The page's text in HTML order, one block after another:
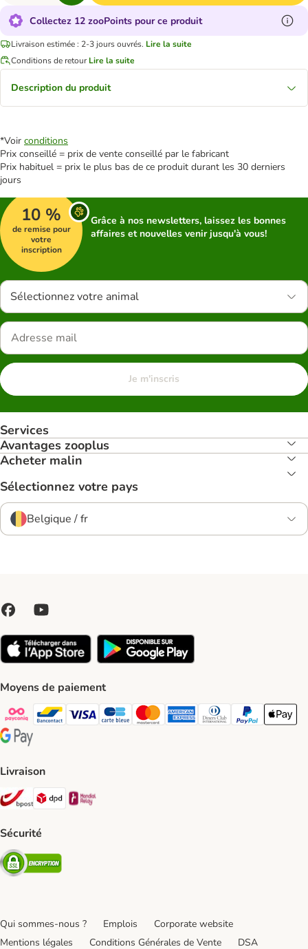
Collectez 12 zooPoints pour ce produit
Livraison estimée : 2-3 jours ouvrés. Lire la suite
Conditions de retour Lire la suite
Description du produit
*Voir conditions
Prix conseillé = prix de vente conseillé par le fabricant
Prix habituel = prix le plus bas de ce produit durant les 30 derniers
jours
10 %
de remise pour
votre
inscription
Grâce à nos newsletters, laissez les bonnes
affaires et nouvelles venir jusqu'à vous!
Sélectionnez votre animal
Je m'inscris
Services
Avantages zooplus
Acheter malin
Sélectionnez votre pays
Belgique / fr
Moyens de paiement
Payconiq Payment Method
bancontact Payment Method
Visa Payment Method
carte bleue Payment Method
Master card Payment Method
American express Payment
Diners club Payment
Paypal Payment
Apple
Google Pay Payment Method
Livraison
Bpost Shipping Method
DPD Shipping Method
Sécurité
Security
Qui sommes-nous ? Emplois
Corporate website
Mentions légales
Conditions Générales de Vente DSA